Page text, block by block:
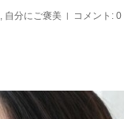
, 自分にご褒美 コメント: 0